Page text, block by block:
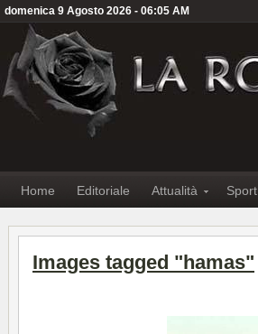
domenica 9 Agosto 2026 - 06:05 AM
Home Editoriale Attualità Sport
Images tagged "hamas"